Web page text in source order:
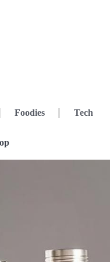
Foodies Tech